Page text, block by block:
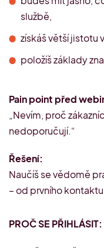
službě,
získáš větší jistotu
položíš základy
Pain point před
„Nevím, proč
nedoporučují.“
Řešení:
Naučíš se vědomě
– od prvního
PROČ SE PŘIHLÁSIT: